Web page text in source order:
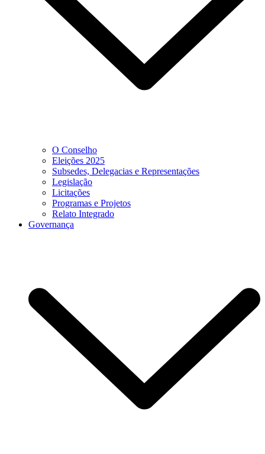
O Conselho
Eleições 2025
Subsedes, Delegacias e Representações
Legislação
Licitações
Programas e Projetos
Relato Integrado
Governança